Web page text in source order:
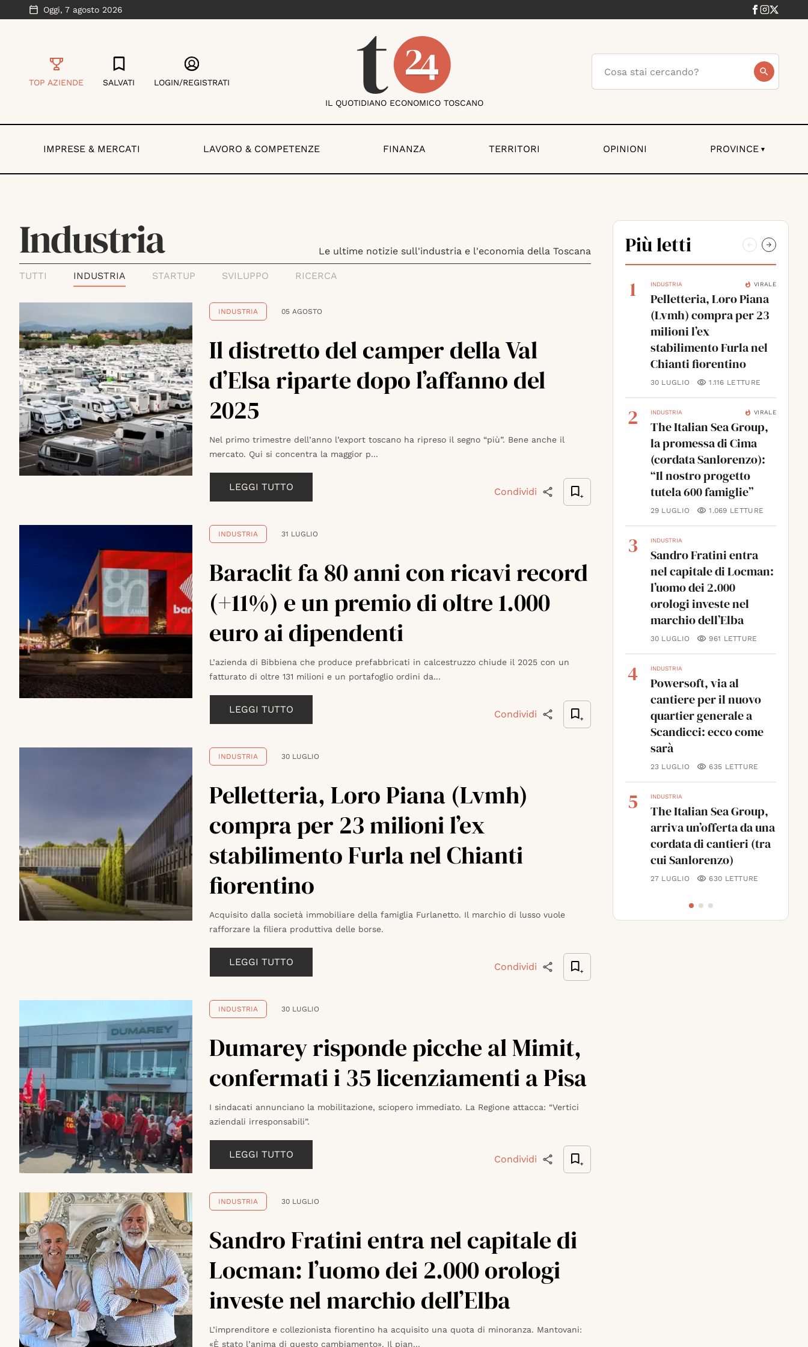
Oggi, 7 agosto 2026
TOP AZIENDE SALVATI LOGIN/REGISTRATI
IL QUOTIDIANO ECONOMICO TOSCANO
IMPRESE & MERCATI LAVORO & COMPETENZE FINANZA TERRITORI OPINIONI PROVINCE ▾
Industria Le ultime notizie sull'industria e l'economia della Toscana
TUTTI INDUSTRIA STARTUP SVILUPPO RICERCA
INDUSTRIA 05 AGOSTO
Il distretto del camper della Val
d’Elsa riparte dopo l’affanno del
2025
Nel primo trimestre dell’anno l’export toscano ha ripreso il segno “più”. Bene anche il
mercato. Qui si concentra la maggior p...
LEGGI TUTTO Condividi
INDUSTRIA 31 LUGLIO
Baraclit fa 80 anni con ricavi record
(+11%) e un premio di oltre 1.000
euro ai dipendenti
L’azienda di Bibbiena che produce prefabbricati in calcestruzzo chiude il 2025 con un
fatturato di oltre 131 milioni e un portafoglio ordini da...
LEGGI TUTTO Condividi
INDUSTRIA 30 LUGLIO
Pelletteria, Loro Piana (Lvmh)
compra per 23 milioni l’ex
stabilimento Furla nel Chianti
fiorentino
Acquisito dalla società immobiliare della famiglia Furlanetto. Il marchio di lusso vuole
rafforzare la filiera produttiva delle borse.
LEGGI TUTTO Condividi
INDUSTRIA 30 LUGLIO
Dumarey risponde picche al Mimit,
confermati i 35 licenziamenti a Pisa
I sindacati annunciano la mobilitazione, sciopero immediato. La Regione attacca: “Vertici
aziendali irresponsabili”.
LEGGI TUTTO Condividi
INDUSTRIA 30 LUGLIO
Sandro Fratini entra nel capitale di
Locman: l’uomo dei 2.000 orologi
investe nel marchio dell’Elba
L’imprenditore e collezionista fiorentino ha acquisito una quota di minoranza. Mantovani:
«È stato l’anima di questo cambiamento». Il pian...
Più letti
1
INDUSTRIA VIRALE
Pelletteria, Loro Piana
(Lvmh) compra per 23
milioni l’ex
stabilimento Furla nel
Chianti fiorentino
30 LUGLIO 1.116 LETTURE
2 INDUSTRIA VIRALE
The Italian Sea Group,
la promessa di Cima
(cordata Sanlorenzo):
“Il nostro progetto
tutela 600 famiglie”
29 LUGLIO 1.069 LETTURE
3 INDUSTRIA
Sandro Fratini entra
nel capitale di Locman:
l’uomo dei 2.000
orologi investe nel
marchio dell’Elba
30 LUGLIO 961 LETTURE
4 INDUSTRIA
Powersoft, via al
cantiere per il nuovo
quartier generale a
Scandicci: ecco come
sarà
23 LUGLIO 635 LETTURE
5 INDUSTRIA
The Italian Sea Group,
arriva un’offerta da una
cordata di cantieri (tra
cui Sanlorenzo)
27 LUGLIO 630 LETTURE